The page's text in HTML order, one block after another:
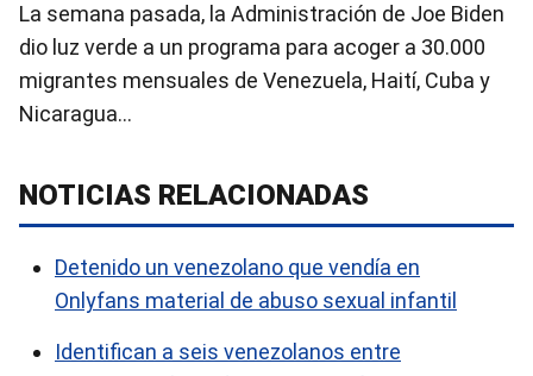
La semana pasada, la Administración de Joe Biden
dio luz verde a un programa para acoger a 30.000
migrantes mensuales de Venezuela, Haití, Cuba y
Nicaragua…
NOTICIAS RELACIONADAS
Detenido un venezolano que vendía en
Onlyfans material de abuso sexual infantil
Identifican a seis venezolanos entre